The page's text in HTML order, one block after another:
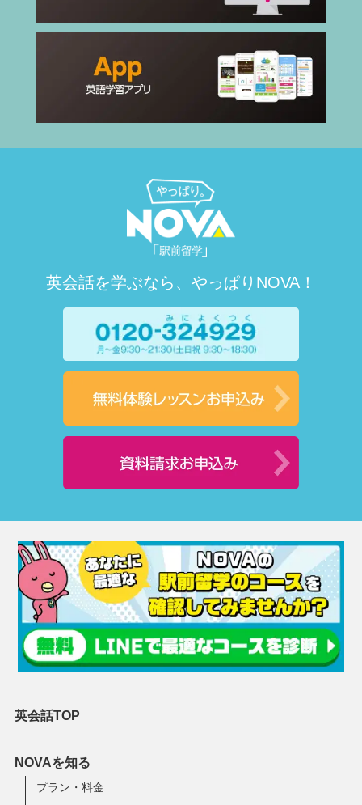
英会話を学ぶなら、やっぱりNOVA！
英会話TOP
NOVAを知る
プラン・料金